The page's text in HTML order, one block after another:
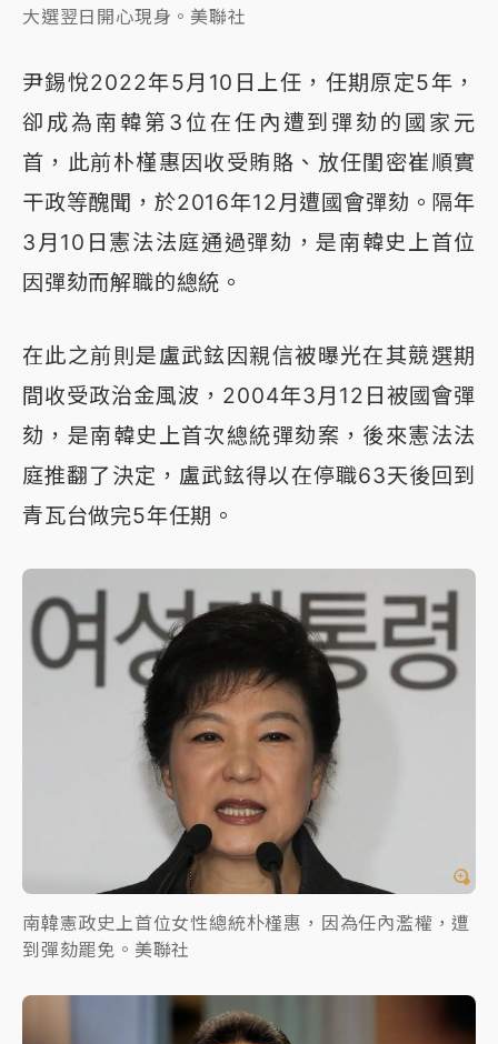
大選翌日開心現身。美聯社
尹錫悅2022年5月10日上任，任期原定5年，
卻成為南韓第3位在任內遭到彈劾的國家元
首，此前朴槿惠因收受賄賂、放任閨密崔順實
干政等醜聞，於2016年12月遭國會彈劾。隔年
3月10日憲法法庭通過彈劾，是南韓史上首位
因彈劾而解職的總統。
在此之前則是盧武鉉因親信被曝光在其競選期
間收受政治金風波，2004年3月12日被國會彈
劾，是南韓史上首次總統彈劾案，後來憲法法
庭推翻了決定，盧武鉉得以在停職63天後回到
青瓦台做完5年任期。
南韓憲政史上首位女性總統朴槿惠，因為任內濫權，遭
到彈劾罷免。美聯社